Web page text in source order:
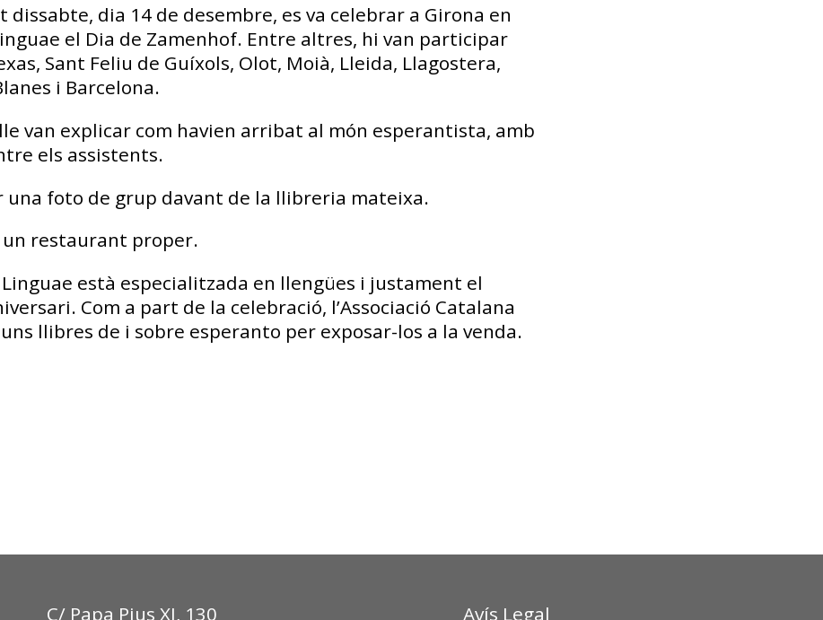
dissabte, dia 14 de desembre, es va celebrar a Girona en
el Dia de Zamenhof. Entre altres, hi van participar
Sant Feliu de Guíxols, Olot, Moià, Lleida, Llagostera,
i Barcelona.
van explicar com havien arribat al món esperantista, amb
els assistents.
foto de grup davant de la llibreria mateixa.
un restaurant proper.
està especialitzada en llengües i justament el
Com a part de la celebració, l’Associació Catalana
llibres de i sobre esperanto per exposar-los a la venda.
C/ Papa Pius XI, 130 Avís Legal